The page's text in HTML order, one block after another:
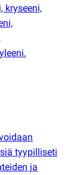
kryseeni,
tyypilliseti
ja